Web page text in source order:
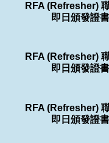
RFA (Refresher)
即日頒發證
RFA (Refresher)
即日頒發證
RFA (Refresher)
即日頒發證